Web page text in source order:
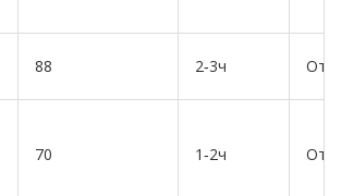
88 2‑3ч
70 1‑2ч